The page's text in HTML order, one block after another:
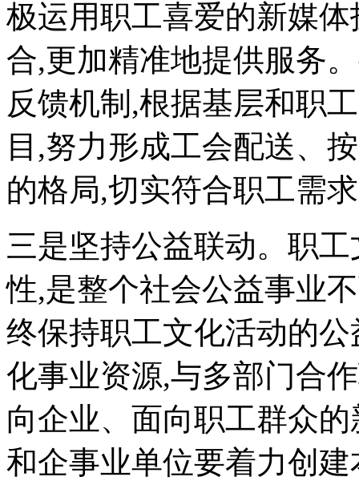
极运用职工喜爱的新媒
合,更加精准地提供服务
反馈机制,根据基层和职
目,努力形成工会配送、
的格局,切实符合职工需
三是坚持公益联动。职
性,是整个社会公益事业
终保持职工文化活动的
化事业资源,与多部门合
向企业、面向职工群众
和企事业单位要着力创